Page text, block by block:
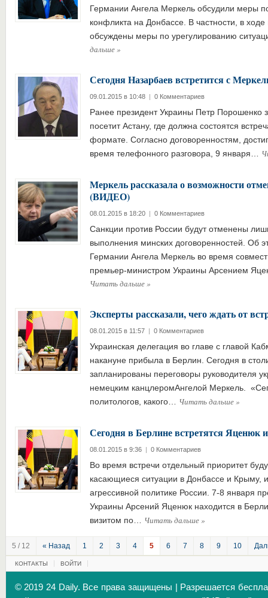
Германии Ангела Меркель обсудили меры
конфликта на Донбассе. В частности, в
обсуждены меры по урегулированию
дальше»
Сегодня Назарбаев встретится с
09.01.2015 в 10:48 | 0 Комментариев
Ранее президент Украины Петр Порошенко
посетит Астану, где должна состоятся
формате. Согласно договоренностям,
время телефонного разговора, 9 января…
Меркель рассказала о возможности
(ВИДЕО)
08.01.2015 в 18:20 | 0 Комментариев
Санкции против России будут отменены
выполнения минских договоренностей. Об
Германии Ангела Меркель во время
премьер-министром Украины Арсением
Читать дальше»
Эксперты рассказали, чего ждать от
08.01.2015 в 11:57 | 0 Комментариев
Украинская делегация во главе с главой
накануне прибыла в Берлин. Сегодня в
запланированы переговоры руководителя
немецким канцлеромАнгелой Меркель.
политологов, какого… Читать дальше»
Сегодня в Берлине встретятся Яценюк
08.01.2015 в 9:36 | 0 Комментариев
Во время встречи отдельный приоритет
касающиеся ситуации в Донбассе и Крыму,
агрессивной политике России. 7-8 января
Украины Арсений Яценюк находится в
визитом по… Читать дальше»
5 / 12 « Назад 1 2 3 4 5 6 7 8 9 10
КОНТАКТЫ ВОЙТИ
© 2019 24 Daily. Все права защищены | Разрешается